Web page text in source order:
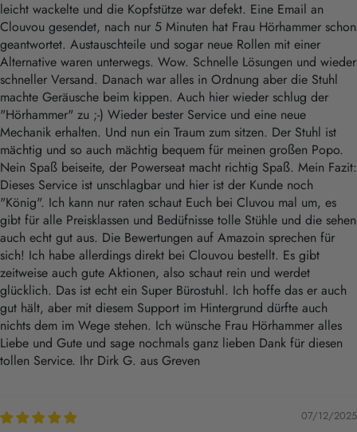
leicht wackelte und die Kopfstütze war defekt. Eine Email an
Clouvou gesendet, nach nur 5 Minuten hat Frau Hörhammer schon
geantwortet. Austauschteile und sogar neue Rollen mit einer
Alternative waren unterwegs. Wow. Schnelle Lösungen und wieder
schneller Versand. Danach war alles in Ordnung aber die Stuhl
machte Geräusche beim kippen. Auch hier wieder schlug der
"Hörhammer" zu ;-) Wieder bester Service und eine neue
Mechanik erhalten. Und nun ein Traum zum sitzen. Der Stuhl ist
mächtig und so auch mächtig bequem für meinen großen Popo.
Nein Spaß beiseite, der Powerseat macht richtig Spaß. Mein Fazit:
Dieses Service ist unschlagbar und hier ist der Kunde noch
"König". Ich kann nur raten schaut Euch bei Cluvou mal um, es
gibt für alle Preisklassen und Bedüfnisse tolle Stühle und die sehen
auch echt gut aus. Die Bewertungen auf Amazoin sprechen für
sich! Ich habe allerdings direkt bei Clouvou bestellt. Es gibt
zeitweise auch gute Aktionen, also schaut rein und werdet
glücklich. Das ist echt ein Super Bürostuhl. Ich hoffe das er auch
gut hält, aber mit diesem Support im Hintergrund dürfte auch
nichts dem im Wege stehen. Ich wünsche Frau Hörhammer alles
Liebe und Gute und sage nochmals ganz lieben Dank für diesen
tollen Service. Ihr Dirk G. aus Greven
07/12/2025